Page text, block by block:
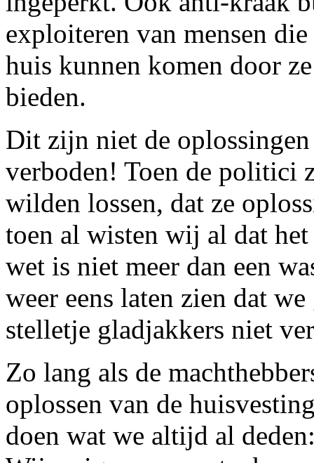
exploiteren van mensen
huis kunnen komen door
bieden.
Dit zijn niet de
verboden! Toen de politici
wilden lossen, dat ze
toen al wisten wij al dat
wet is niet meer dan een
weer eens laten zien dat
stelletje gladjakkers niet
Zo lang als de
oplossen van de
doen wat we altijd al